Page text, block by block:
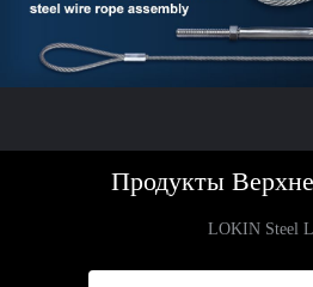
Продукты
LOKIN Steel